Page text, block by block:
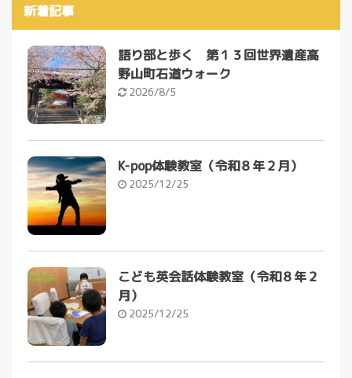
新着記事
語り部と歩く 第１３回世界遺産高
野山町石道ウォーク
2026/8/5
K-pop体験教室（令和８年２月）
2025/12/25
こども英会話体験教室（令和８年２
月）
2025/12/25